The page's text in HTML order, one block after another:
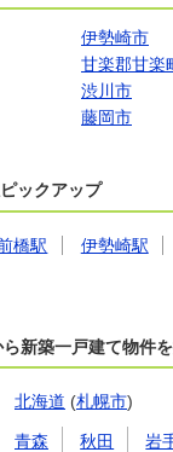
伊勢崎市
甘楽郡甘楽
渋川市
藤岡市
ックアップ
橋駅 伊勢崎駅
ら新築一戸建て物件
北海道 (札幌市)
青森 秋田 岩